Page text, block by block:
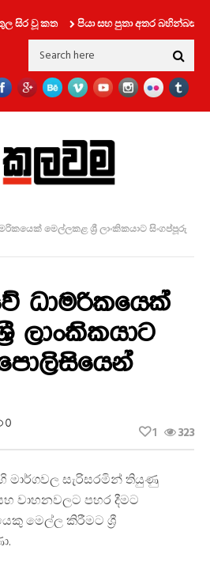
වූ කත පියා සහ පුතා අතර බහින්බස්වීම
මෙල්ලකළ ශ්‍රී ලාංකිකයාට සිංගප්පූරු
ධාමරිකයෙක්
ලාංකිකයාට
0 323
1
මාර්ගවල සැරිසරමින් තියුණු
වාහනවලට පහර දීමට
මෙල්ල කිරීමට ශ්‍රී